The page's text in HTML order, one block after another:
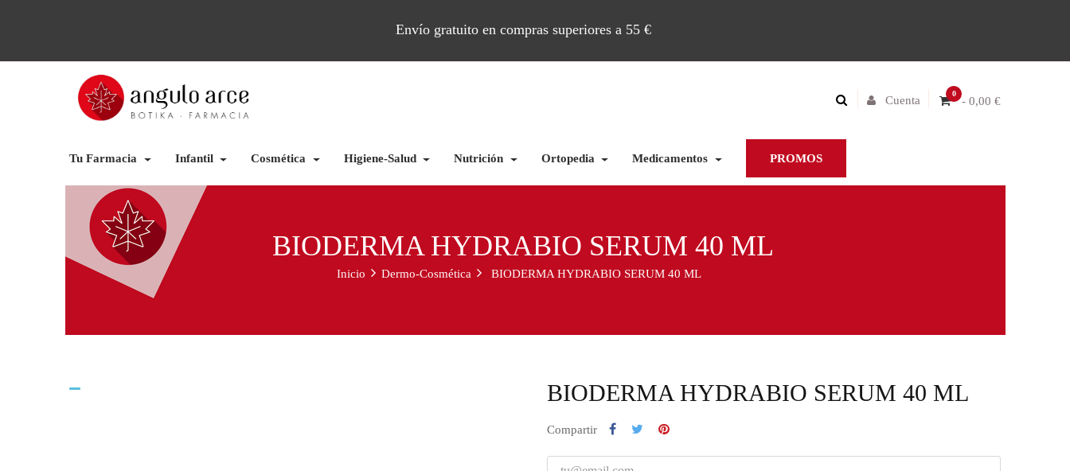
Envío gratuito en compras superiores a 55 €
0
- 0,00 €
Cuenta
Tu Farmacia Infantil Cosmética Higiene-Salud Nutrición Ortopedia Medicamentos PROMOS
BIODERMA HYDRABIO SERUM 40 ML
Inicio Dermo-Cosmética BIODERMA HYDRABIO SERUM 40 ML
BIODERMA HYDRABIO SERUM 40 ML
Compartir